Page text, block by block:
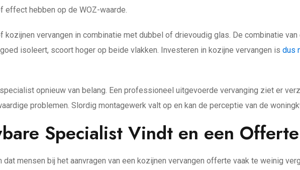
hebben op de WOZ-waarde.
vervangen in combinatie met dubbel of drievoudig glas. De combinatie
isoleert, scoort hoger op beide vlakken. Investeren in kozijne vervangen is dus
opnieuw van belang. Een professioneel uitgevoerde vervanging ziet er
problemen. Slordig montagewerk valt op en kan de perceptie van de
Specialist Vindt en een
mensen bij het aanvragen van een kozijnen vervangen offerte vaak te weinig